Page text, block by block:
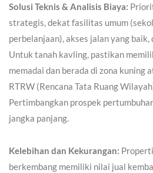
Solusi Teknis & Analisis Biaya:
strategis, dekat fasilitas umum
perbelanjaan), akses jalan yang
Untuk tanah kavling, pastikan
memadai dan berada di zona kuning
RTRW (Rencana Tata Ruang
Pertimbangkan prospek
jangka panjang.
Kelebihan dan Kekurangan:
berkembang memiliki nilai jual